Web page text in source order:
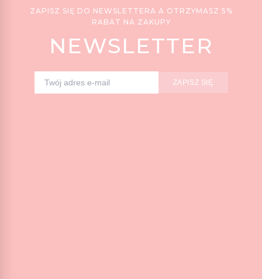
ZAPISZ SIĘ DO NEWSLETTERA A OTRZYMASZ 5%
RABAT NA ZAKUPY
NEWSLETTER
ZAPISZ SIĘ